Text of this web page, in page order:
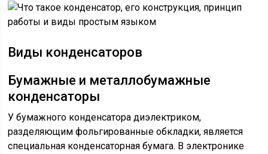
Виды конденсаторов
Бумажные и металлобумажные
конденсаторы
У бумажного конденсатора диэлектриком,
разделяющим фольгированные обкладки, является
специальная конденсаторная бумага. В электронике